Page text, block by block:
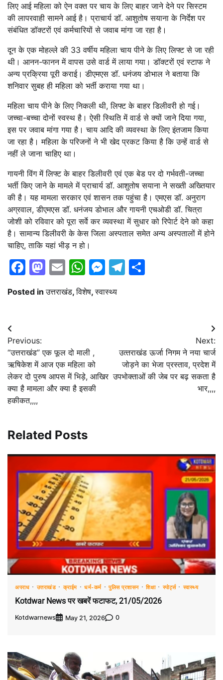
लिए आई महिला को ऐन वक्त पर चाय के लिए बाहर जाने देने पर सिस्टम
की लापरवाही सामने आई है। प्राचार्य डॉ. आशुतोष सयाना के निर्देश पर
संबंधित डॉक्टरों एवं कर्मचारियों से जवाब मांगा जा रहा है।
दून के एक मोहल्ले की 33 वर्षीय महिला चाय पीने के लिए लिफ्ट से जा रही
थी। आनन-फानन में वापस उसे वार्ड में लाया गया। डॉक्टरों एवं स्टाफ ने
अन्य प्रक्रिया पूरी कराई। डीएमएस डॉ. धनंजय डोभाल ने बताया कि
शनिवार सुबह ही महिला को भर्ती कराया गया था।
महिला चाय पीने के लिए निकली थी, लिफ्ट के बाहर डिलीवरी हो गई।
जच्चा-बच्चा दोनों स्वस्थ है। ऐसी स्थिति में वार्ड से क्यों जाने दिया गया,
इस पर जवाब मांगा गया है। चाय आदि की व्यवस्था के लिए इंतजाम किया
जा रहा है। महिला के परिजनों ने भी खेद प्रकट किया है कि उन्हें वार्ड से
नहीं ले जाना चाहिए था।
गायनी विंग में लिफ्ट के बाहर डिलीवरी एवं एक बेड पर दो गर्भवती-जच्चा
भर्ती किए जाने के मामले में प्राचार्य डॉ. आशुतोष सयाना ने सख्ती अख्तियार
की है। यह मामला सरकार एवं शासन तक पहुंचा है। एमएस डॉ. अनुराग
अग्रवाल, डीएमएस डॉ. धनंजय डोभाल और गायनी एचओडी डॉ. चित्रा
जोशी को रविवार को पूरा सर्वे कर व्यवस्था में सुधार को रिपेार्ट देने को कहा
है। सामान्य डिलीवरी के केस जिला अस्पताल समेत अन्य अस्पतालों में होने
चाहिए, ताकि यहां भीड़ न हो।
Facebook
Mastodon
EmailWhatsApp
Messenger
Telegram
Posted inउत्तराखंड,विशेष,स्वास्थ्य
Post
navigation
Previous:
“उत्तराखंड” एक फूल दो माली ,
ऋषिकेश में आज एक महिला को
लेकर दो पुरुष आपस में भिड़े, आखिर
क्या है मामला और क्या है इसकी
हकीकत,,,,
Next:
उत्‍तराखंड ऊर्जा निगम ने नया चार्ज
जोड़ने का भेजा प्रस्‍ताव, प्रदेश में
उपभोक्ताओं की जेब पर बढ़ सकता है
भार,,,,
Related Posts
अपराध उत्तराखंड क्राईम धर्म-कर्म पुलिस प्रशासन शिक्षा स्पोर्ट्स स्वास्थ्य
Kotdwar News पर खबरें फटाफट, 21/05/2026
Kotdwarnews May 21, 2026 0